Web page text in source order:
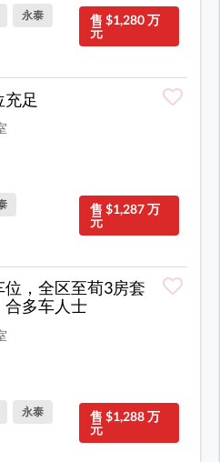
售 $1,280 万
元
永泰
足
售 $1,287 万
元
，全区至荀3房套
合多车人士
售 $1,288 万
元
永泰